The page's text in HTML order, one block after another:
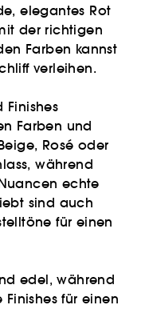
elegantes Rot
der richtigen
Farben kannst
verleihen.
Finishes
Farben und
Rosé oder
während
echte
sind auch
für einen
edel, während
für einen